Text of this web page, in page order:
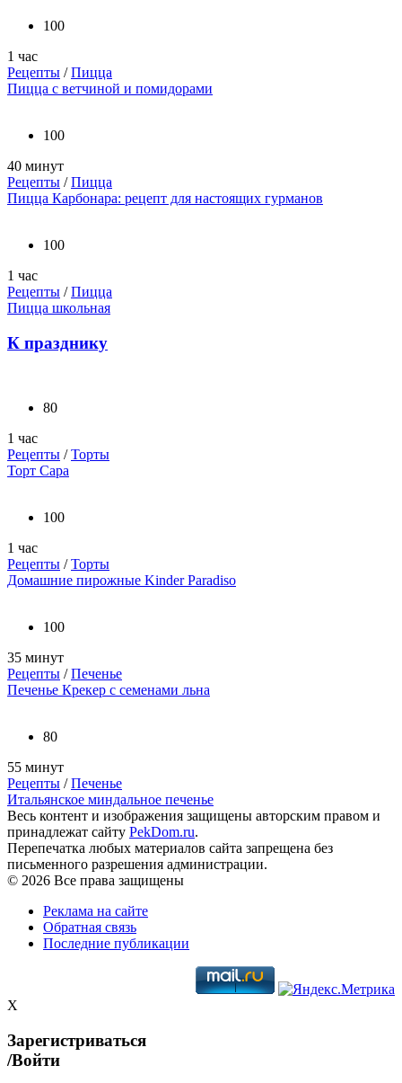
100
1 час
Рецепты /Пицца
Пицца с ветчиной и помидорами
100
40 минут
Рецепты /Пицца
Пицца Карбонара: рецепт для настоящих гурманов
100
1 час
Рецепты /Пицца
Пицца школьная
К празднику
80
1 час
Рецепты /Торты
Торт Сара
100
1 час
Рецепты /Торты
Домашние пирожные Kinder Paradiso
100
35 минут
Рецепты /Печенье
Печенье Крекер с семенами льна
80
55 минут
Рецепты /Печенье
Итальянское миндальное печенье
Весь контент и изображения защищены авторским правом и
принадлежат сайту PekDom.ru.
Перепечатка любых материалов сайта запрещена без
письменного разрешения администрации.
© 2026 Все права защищены
Реклама на сайте
Обратная связь
Последние публикации
X
Зарегистриваться
/Войти